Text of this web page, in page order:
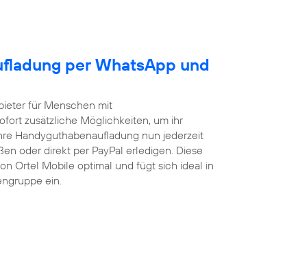
per WhatsApp und
für Menschen mit
zusätzliche Möglichkeiten, um ihr
Handyguthabenaufladung nun jederzeit
oder direkt per PayPal erledigen. Diese
Ortel Mobile optimal und fügt sich ideal in
ein.